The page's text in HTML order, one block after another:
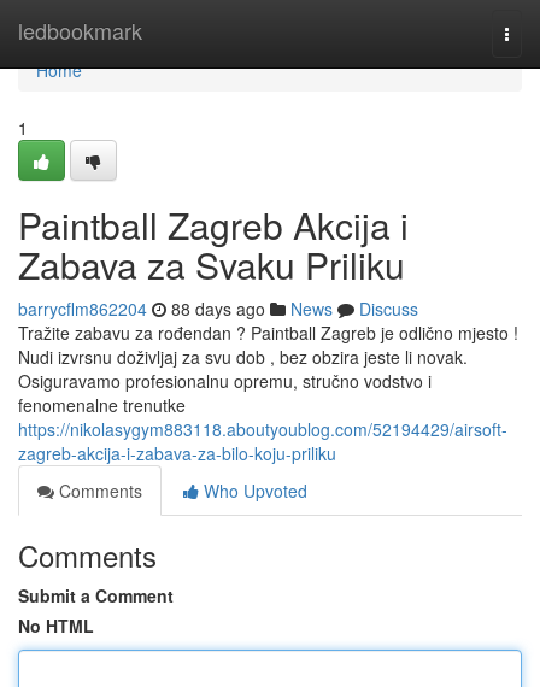
ledbookmark
Home
Home
1
Paintball Zagreb Akcija i
Zabava za Svaku Priliku
barrycflm862204 88 days ago News
Discuss
Tražite zabavu za rođendan ? Paintball Zagreb je odlično mjesto !
Nudi izvrsnu doživljaj za svu dob , bez obzira jeste li novak.
Osiguravamo profesionalnu opremu, stručno vodstvo i
fenomenalne trenutke
https://nikolasygym883118.aboutyoublog.com/52194429/airsoft-
zagreb-akcija-i-zabava-za-bilo-koju-priliku
Comments
Who Upvoted
Comments
Submit a Comment
No HTML